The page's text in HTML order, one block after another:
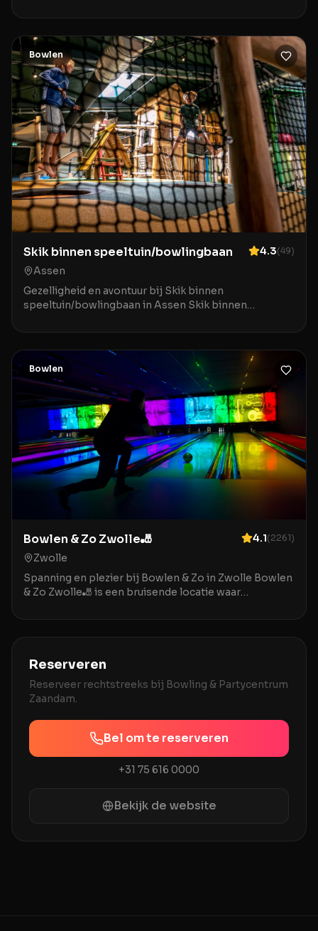
cent
Bowlen
Skik binnen speeltuin/bowlingbaan 4.3(49)
Assen
Gezelligheid en avontuur bij Skik binnen
speeltuin/bowlingbaan in Assen Skik binnen
bestemming voor gezinn
Bowlen
Bowlen & Zo Zwolle🎳 4.1(2261)
Zwolle
Spanning en plezier bij Bowlen & Zo in Zwolle Bowlen
& Zo Zwolle🎳 is een bruisende locatie waar
hart v
Reserveren
Reserveer rechtstreeks bij Bowling & Partycentrum
Zaandam.
Bel om te reserveren
+31 75 616 0000
Bekijk de website